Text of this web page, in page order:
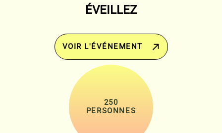
ÉVEILLEZ
VOIR L'ÉVÉNEMENT
250
PERSONNES